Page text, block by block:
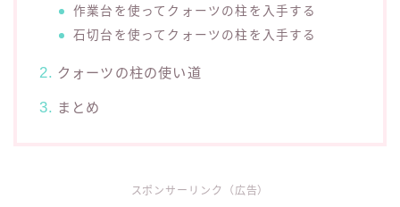
作業台を使ってクォーツの柱を入手する
石切台を使ってクォーツの柱を入手する
クォーツの柱の使い道
まとめ
スポンサーリンク（広告）